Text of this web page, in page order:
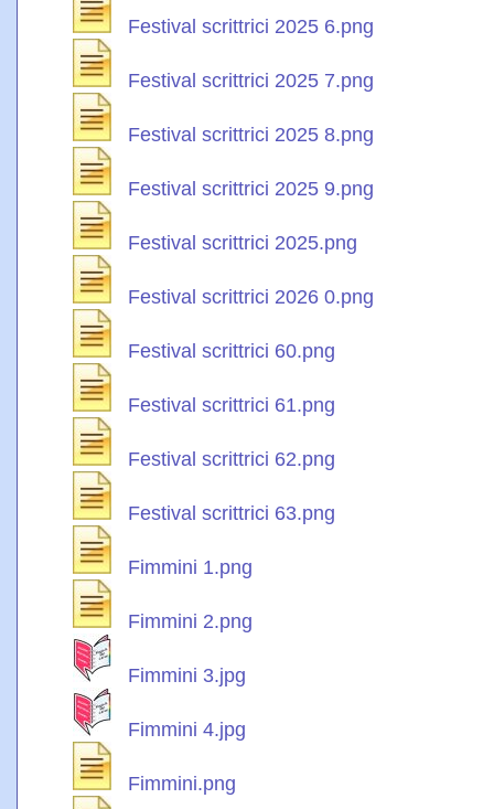
Festival scrittrici 2025 6.png
Festival scrittrici 2025 7.png
Festival scrittrici 2025 8.png
Festival scrittrici 2025 9.png
Festival scrittrici 2025.png
Festival scrittrici 2026 0.png
Festival scrittrici 60.png
Festival scrittrici 61.png
Festival scrittrici 62.png
Festival scrittrici 63.png
Fimmini 1.png
Fimmini 2.png
Fimmini 3.jpg
Fimmini 4.jpg
Fimmini.png